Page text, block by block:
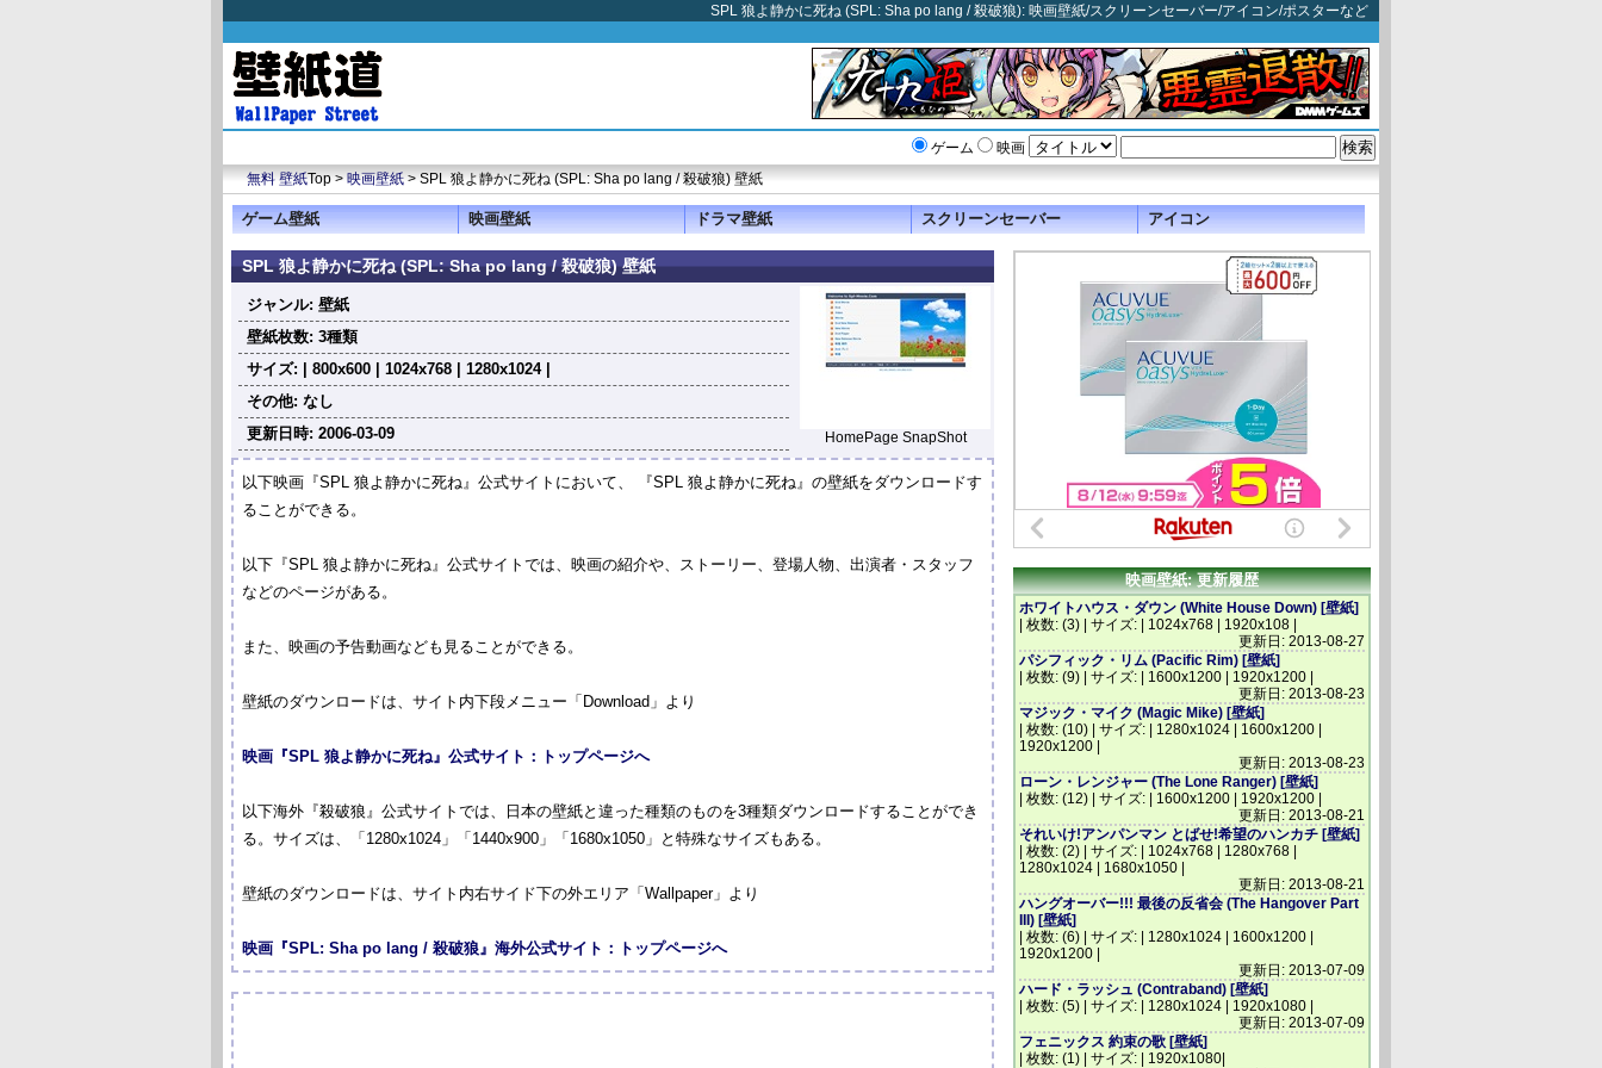
SPL 狼よ静かに死ね (SPL: Sha po lang / 殺破狼): 映画壁紙/スクリーンセーバー/アイコン/ポスターなど
ゲーム
映画
無料 壁紙Top >映画壁紙> SPL 狼よ静かに死ね (SPL: Sha po lang / 殺破狼) 壁紙
ゲーム壁紙 映画壁紙 ドラマ壁紙 スクリーンセーバー アイコン
SPL 狼よ静かに死ね (SPL: Sha po lang / 殺破狼) 壁紙
ジャンル: 壁紙
壁紙枚数: 3種類
サイズ: | 800x600 | 1024x768 | 1280x1024 |
その他: なし
更新日時: 2006-03-09
HomePage SnapShot
以下映画『SPL 狼よ静かに死ね』公式サイトにおいて、 『SPL 狼よ静かに死ね』の壁紙をダウンロードす
ることができる。
以下『SPL 狼よ静かに死ね』公式サイトでは、映画の紹介や、ストーリー、登場人物、出演者・スタッフ
などのページがある。
また、映画の予告動画なども見ることができる。
壁紙のダウンロードは、サイト内下段メニュー「Download」より
映画『SPL 狼よ静かに死ね』公式サイト：トップページへ
以下海外『殺破狼』公式サイトでは、日本の壁紙と違った種類のものを3種類ダウンロードすることができ
る。サイズは、「1280x1024」「1440x900」「1680x1050」と特殊なサイズもある。
壁紙のダウンロードは、サイト内右サイド下の外エリア「Wallpaper」より
映画『SPL: Sha po lang / 殺破狼』海外公式サイト：トップページへ
映画壁紙: 更新履歴
ホワイトハウス・ダウン (White House Down) [壁紙]
| 枚数: (3) | サイズ: | 1024x768 | 1920x108 |
更新日: 2013-08-27
パシフィック・リム (Pacific Rim) [壁紙]
| 枚数: (9) | サイズ: | 1600x1200 | 1920x1200 |
更新日: 2013-08-23
マジック・マイク (Magic Mike) [壁紙]
| 枚数: (10) | サイズ: | 1280x1024 | 1600x1200 |
1920x1200 |
更新日: 2013-08-23
ローン・レンジャー (The Lone Ranger) [壁紙]
| 枚数: (12) | サイズ: | 1600x1200 | 1920x1200 |
更新日: 2013-08-21
それいけ!アンパンマン とばせ!希望のハンカチ [壁紙]
| 枚数: (2) | サイズ: | 1024x768 | 1280x768 |
1280x1024 | 1680x1050 |
更新日: 2013-08-21
ハングオーバー!!! 最後の反省会 (The Hangover Part
III) [壁紙]
| 枚数: (6) | サイズ: | 1280x1024 | 1600x1200 |
1920x1200 |
更新日: 2013-07-09
ハード・ラッシュ (Contraband) [壁紙]
| 枚数: (5) | サイズ: | 1280x1024 | 1920x1080 |
更新日: 2013-07-09
フェニックス 約束の歌 [壁紙]
| 枚数: (1) | サイズ: | 1920x1080|